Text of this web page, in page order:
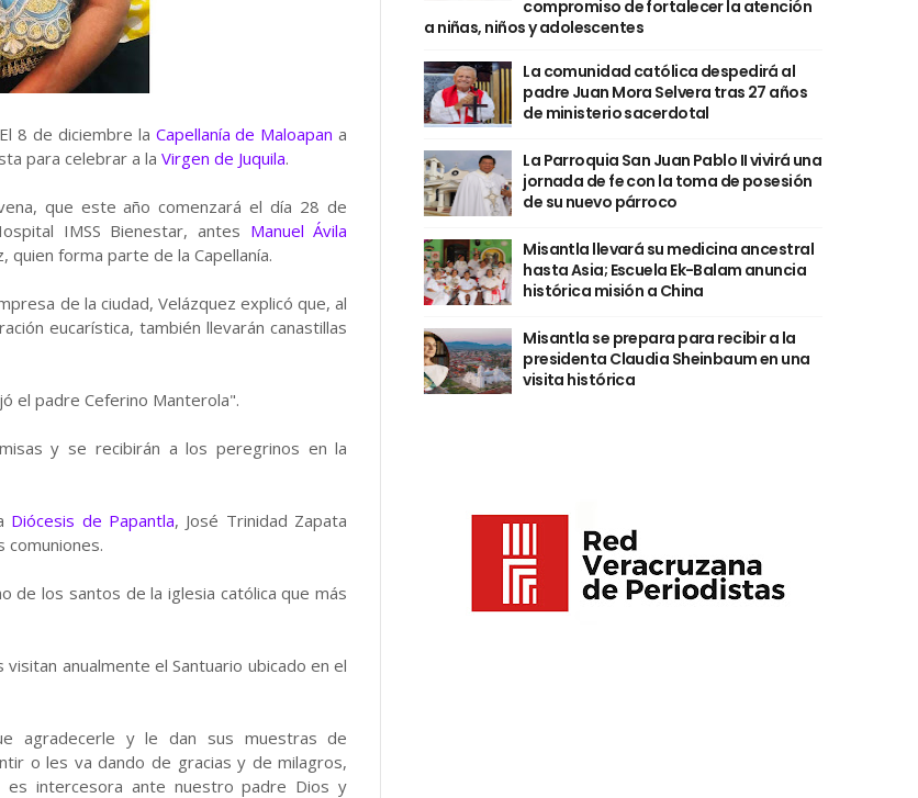
8 de diciembre la Capellanía de Maloapan a
para celebrar a la Virgen de Juquila.
que este año comenzará el día 28 de
IMSS Bienestar, antes Manuel Ávila
quien forma parte de la Capellanía.
de la ciudad, Velázquez explicó que, al
eucarística, también llevarán canastillas
el padre Ceferino Manterola".
y se recibirán a los peregrinos en la
Diócesis de Papantla, José Trinidad Zapata
comuniones.
de los santos de la iglesia católica que más
anualmente el Santuario ubicado en el
agradecerle y le dan sus muestras de
o les va dando de gracias y de milagros,
intercesora ante nuestro padre Dios y
compromiso de fortalecer la atención
a niñas, niños y adolescentes
La comunidad católica despedirá al
padre Juan Mora Selvera tras 27 años
de ministerio sacerdotal
La Parroquia San Juan Pablo II vivirá una
jornada de fe con la toma de posesión
de su nuevo párroco
Misantla llevará su medicina ancestral
hasta Asia; Escuela Ek-Balam anuncia
histórica misión a China
Misantla se prepara para recibir a la
presidenta Claudia Sheinbaum en una
visita histórica